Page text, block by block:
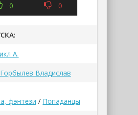
0 0
А.
Горбылев Владислав
фэнтези / Попаданцы